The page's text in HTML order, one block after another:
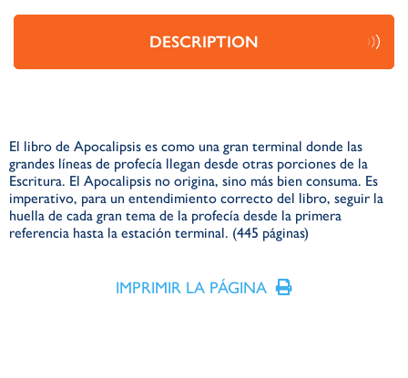
DESCRIPTION
El libro de Apocalipsis es como una gran terminal donde las
grandes líneas de profecía llegan desde otras porciones de la
Escritura. El Apocalipsis no origina, sino más bien consuma. Es
imperativo, para un entendimiento correcto del libro, seguir la
huella de cada gran tema de la profecía desde la primera
referencia hasta la estación terminal. (445 páginas)
IMPRIMIR LA PÁGINA